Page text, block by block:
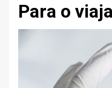
Para o